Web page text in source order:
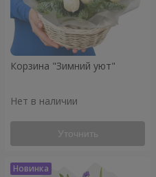
Корзина "Зимний уют"
Нет в наличии
Уточнить